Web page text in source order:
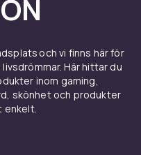
och vi finns här för
Här hittar du
inom gaming,
skönhet och produkter
enkelt.